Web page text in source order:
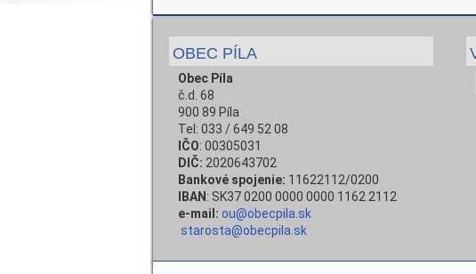
OBEC PÍLA
Obec Píla
č.d. 68
900 89 Píla
Tel: 033 / 649 52 08
IČO: 00305031
DIČ: 2020643702
Bankové spojenie: 11622112/0200
IBAN : SK37 0200 0000 0000 1162 2112
e-mail: ou@obecpila.sk
starosta@obecpila.sk